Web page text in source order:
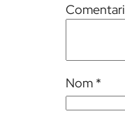
Comentari
Nom *